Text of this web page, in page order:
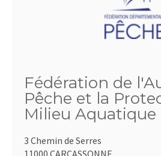
Fédération de
Pêche et la
Milieu Aquatique
3 Chemin de Serres
11000 CARCASSONNE